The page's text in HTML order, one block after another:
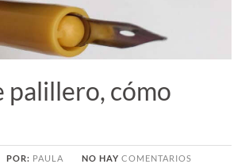
palillero, cómo
POR: PAULA NO HAY COMENTARIOS